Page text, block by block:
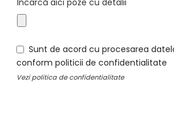
Încarcă aici poze cu detalii
Sunt de acord cu procesarea
conform politicii de confidentialitate
Vezipolitica de confidentialitate